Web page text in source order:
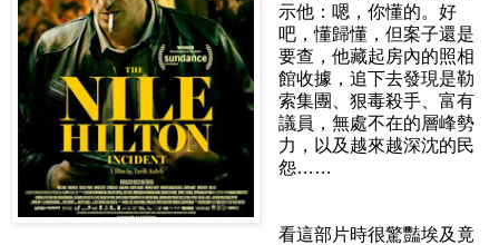
示他：嗯，你懂的。好
吧，懂歸懂，但案子還是
要查，他藏起房內的照相
館收據，追下去發現是勒
索集團、狠毒殺手、富有
議員，無處不在的層峰勢
力，以及越來越深沈的民
怨……
看這部片時很驚豔埃及竟